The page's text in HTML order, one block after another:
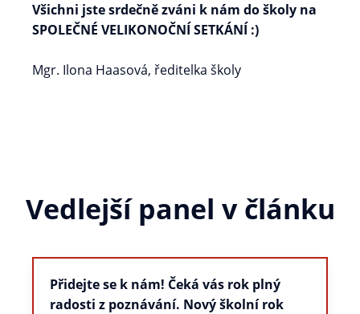
Všichni jste srdečně zváni k nám do školy na
SPOLEČNÉ VELIKONOČNÍ SETKÁNÍ :)
Mgr. Ilona Haasová, ředitelka školy
Vedlejší panel v článku
Přidejte se k nám! Čeká vás rok plný
radosti z poznávání. Nový školní rok